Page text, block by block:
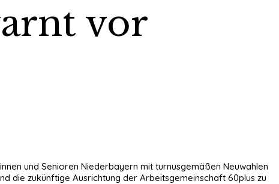
vor
und Senioren Niederbayern mit turnusgemäßen Neuwahlen
die zukünftige Ausrichtung der Arbeitsgemeinschaft 60plus zu